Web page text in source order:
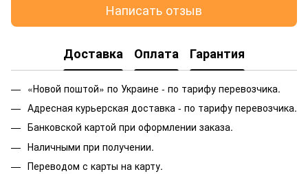
Написать отзыв
Доставка Оплата Гарантия
«Новой поштой» по Украине - по тарифу перевозчика.
Адресная курьерская доставка - по тарифу перевозчика.
Банковской картой при оформлении заказа.
Наличными при получении.
Переводом с карты на карту.